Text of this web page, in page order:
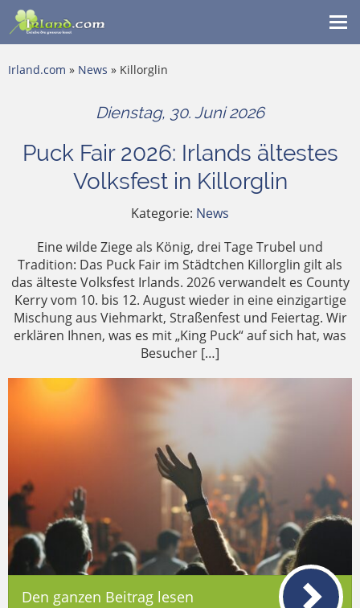
Irland.com » News » Killorglin
Dienstag, 30. Juni 2026
Puck Fair 2026: Irlands ältestes
Volksfest in Killorglin
Kategorie: News
Eine wilde Ziege als König, drei Tage Trubel und
Tradition: Das Puck Fair im Städtchen Killorglin gilt als
das älteste Volksfest Irlands. 2026 verwandelt es County
Kerry vom 10. bis 12. August wieder in eine einzigartige
Mischung aus Viehmarkt, Straßenfest und Feiertag. Wir
erklären Ihnen, was es mit „King Puck“ auf sich hat, was
Besucher […]
Den ganzen Beitrag lesen